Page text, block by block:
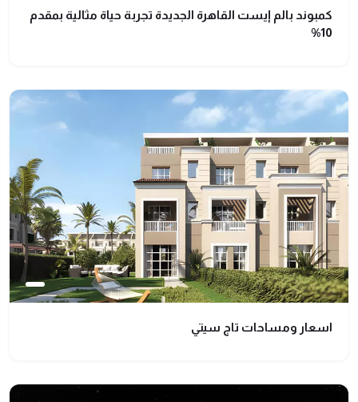
كمبوند بالم إيست القاهرة الجديدة تجربة حياة مثالية بمقدم
10%
اسعار ومساحات تاج سيتي